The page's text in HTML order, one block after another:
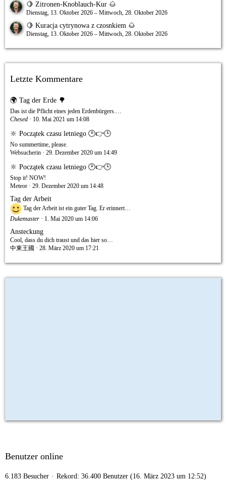
🍋 Zitronen-Knoblauch-Kur 🌰
Dienstag, 13. Oktober 2026 – Mittwoch, 28. Oktober 2026
🍋 Kuracja cytrynowa z czosnkiem 🌰
Dienstag, 13. Oktober 2026 – Mittwoch, 28. Oktober 2026
Letzte Kommentare
🌍 Tag der Erde 🌳
Das ist die Pflicht eines jeden Erdenbürgers.…
Chesed
10. Mai 2021 um 14:08
🔆 Początek czasu letniego 🕑👉🕒
No summertime, please.
Websucherin
29. Dezember 2020 um 14:49
🔆 Początek czasu letniego 🕑👉🕒
Stop it! NOW!
Meteor
29. Dezember 2020 um 14:48
Tag der Arbeit
Tag der Arbeit ist ein guter Tag. Er erinnert…
Dukemaster
1. Mai 2020 um 14:06
Ansteckung
Cool, dass du dich traust und das hier so…
中東王國
28. März 2020 um 17:21
Benutzer online
6.183 Besucher Rekord: 36.400 Benutzer (16. März 2023 um 12:52)